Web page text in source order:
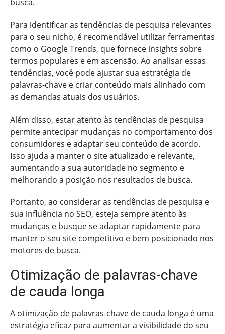
Para identificar as tendências de pesquisa relevantes
para o seu nicho, é recomendável utilizar ferramentas
como o Google Trends, que fornece insights sobre
termos populares e em ascensão. Ao analisar essas
tendências, você pode ajustar sua estratégia de
palavras-chave e criar conteúdo mais alinhado com
as demandas atuais dos usuários.
Além disso, estar atento às tendências de pesquisa
permite antecipar mudanças no comportamento dos
consumidores e adaptar seu conteúdo de acordo.
Isso ajuda a manter o site atualizado e relevante,
aumentando a sua autoridade no segmento e
melhorando a posição nos resultados de busca.
Portanto, ao considerar as tendências de pesquisa e
sua influência no SEO, esteja sempre atento às
mudanças e busque se adaptar rapidamente para
manter o seu site competitivo e bem posicionado nos
motores de busca.
Otimização de palavras-chave
de cauda longa
A otimização de palavras-chave de cauda longa é uma
estratégia eficaz para aumentar a visibilidade do seu